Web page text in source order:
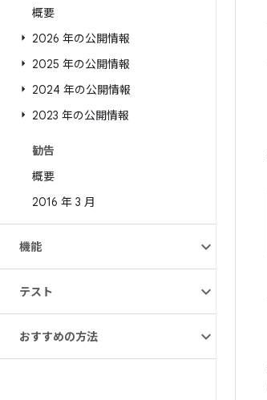
概要
2026 年の公開情報
2025 年の公開情報
2024 年の公開情報
2023 年の公開情報
勧告
概要
2016 年 3 月
機能
テスト
おすすめの方法